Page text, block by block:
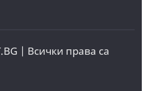
| Всички права са